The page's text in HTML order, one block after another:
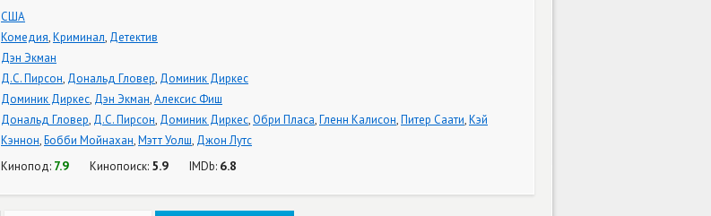
США
Комедия,Криминал, Детектив
Дэн Экман
Д.С. Пирсон, Дональд Гловер, Доминик Диркес
Доминик Диркес, Дэн Экман,Алексис Фиш
Дональд Гловер, Д.С. Пирсон, Доминик Диркес,Обри Пласа,Гленн Калисон,Питер Саати,Кэй
Кэннон,Бобби Мойнахан,Мэтт Уолш, Джон Лутс
Кинопод: 7.9 Кинопоиск: 5.9 IMDb: 6.8